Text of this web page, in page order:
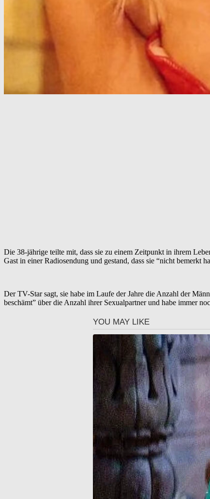
Die 38-jährige teilte mit, dass sie zu einem Zeitpunkt in ihrem
Gast in einer Radiosendung und gestand, dass sie “nicht bemerkt
Der TV-Star sagt, sie habe im Laufe der Jahre die Anzahl der
beschämt” über die Anzahl ihrer Sexualpartner und habe immer